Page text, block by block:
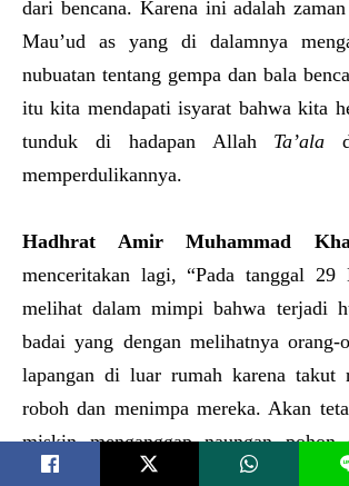
dari bencana. Karena ini adalah
Mau’ud as yang di dalamnya
nubuatan tentang gempa dan bala
itu kita mendapati isyarat bahwa kita
tunduk di hadapan Allah Ta’ala
memperdulikannya.
Hadhrat Amir Muhammad
menceritakan lagi, “Pada tanggal 29
melihat dalam mimpi bahwa terjadi
badai yang dengan melihatnya
lapangan di luar rumah karena takut
roboh dan menimpa mereka. Akan
miskin menganggap naungan pohon
perlindungan dan pergi dari lapangan